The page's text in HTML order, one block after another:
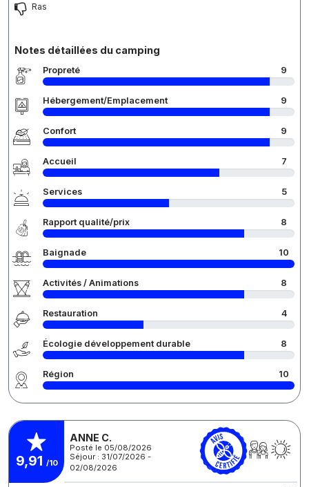
Ras
Notes détaillées du camping
Propreté 9
Hébergement/Emplacement 9
Confort 9
Accueil 7
Services 5
Rapport qualité/prix 8
Baignade 10
Activités / Animations 8
Restauration 4
Écologie développement durable 8
Région 10
9,91 /10
ANNE C.
Posté le 05/08/2026
Séjour : 31/07/2026 -
02/08/2026